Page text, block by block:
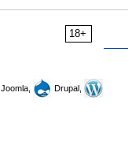
18+
Joomla,
Drupal,